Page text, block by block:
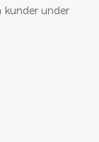
kunder under